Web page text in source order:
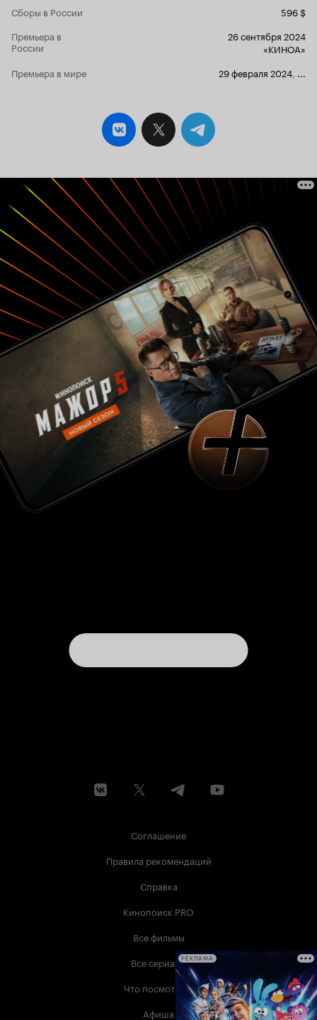
Сборы в России
596 $
Премьера в
России
26 сентября 2024
«КИНОА»
Премьера в мире
29 февраля 2024
Соглашение
Правила рекомендаций
Справка
Кинопоиск PRO
Все фильмы
Все сериалы
Что посмотреть
Афиша
РЕКЛАМА